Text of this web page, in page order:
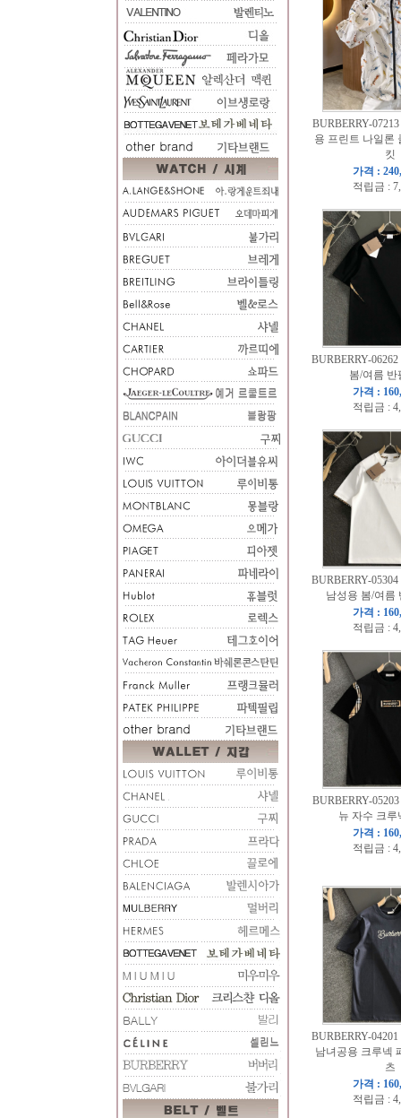
BURBERRY-
용 프린트 나일론
킷
가격 :
적립금 :
BURBERRY-
봄/여름 반
가격 :
적립금 :
BURBERRY-
남성용 봄/여름
가격 :
적립금 :
BURBERRY-
뉴 자수 크루
가격 :
적립금 :
BURBERRY-
남녀공용 크루넥
츠
가격 :
적립금 :